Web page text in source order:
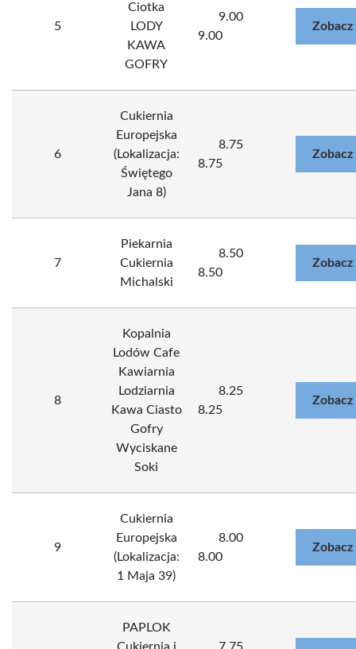
5
Ciotka
LODY
KAWA
GOFRY
9.00
9.00
Zobacz
6
Cukiernia
Europejska
(Lokalizacja:
Świętego
Jana 8)
8.75
8.75
Zobacz
7
Piekarnia
Cukiernia
Michalski
8.50
8.50
Zobacz
8
Kopalnia
Lodów Cafe
Kawiarnia
Lodziarnia
Kawa Ciasto
Gofry
Wyciskane
Soki
8.25
8.25
Zobacz
9
Cukiernia
Europejska
(Lokalizacja:
1 Maja 39)
8.00
8.00
Zobacz
PAPLOK